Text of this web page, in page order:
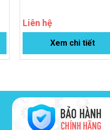
24. Nên
36 (36V 9.7A).
LRS-350-36
36V
Liên hệ
Xem chi tiết